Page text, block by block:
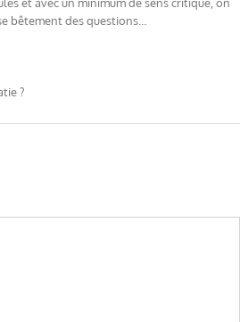
bêtement des questions…
?